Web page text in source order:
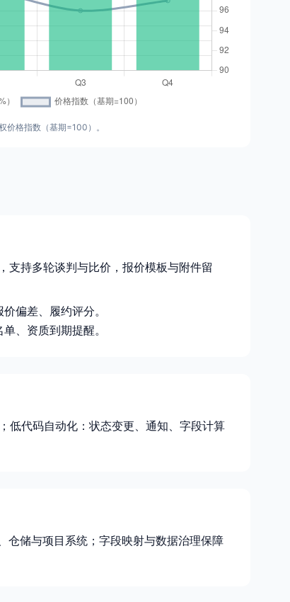
价格指数（基期=100）。
支持多轮谈判与比价，报价模板与附件留
偏差、履约评分。
、资质到期提醒。
低代码自动化：状态变更、通知、字段计算
仓储与项目系统；字段映射与数据治理保障